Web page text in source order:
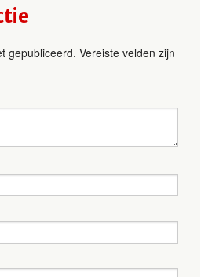
gepubliceerd. Vereiste velden zijn